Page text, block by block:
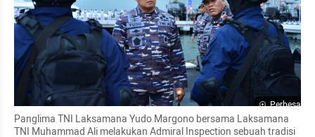
Perbesar
Panglima TNI Laksamana Yudo Margono bersama Laksamana
TNI Muhammad Ali melakukan Admiral Inspection sebuah tradisi